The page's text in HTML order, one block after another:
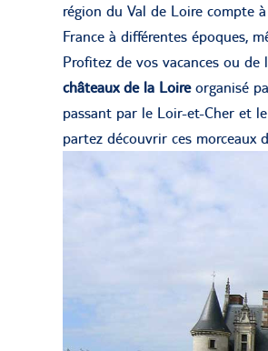
région du Val de Loire compte
France à différentes époques,
Profitez de vos vacances ou
châteaux de la Loireorganisé
passant par le Loir-et-Cher et
partez découvrir ces morceaux